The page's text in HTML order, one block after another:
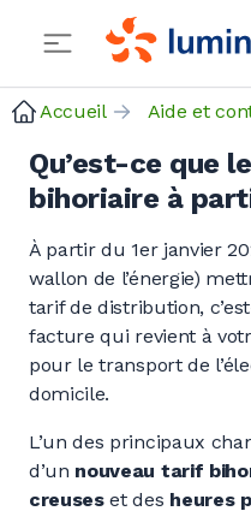
Accueil Aide et
Qu’est-ce que
bihoriaire à
À partir du 1er janvier
wallon de l’énergie)
tarif de distribution,
facture qui revient à
pour le transport de
domicile.
L’un des principaux
d’un nouveau tarif
creuseset des heures